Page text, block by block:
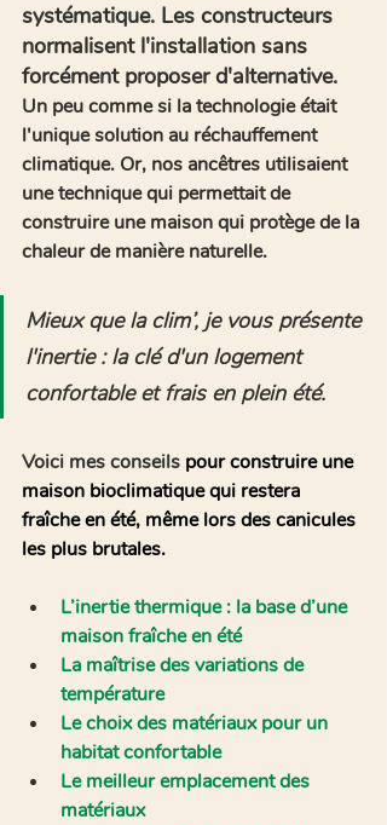
systématique. Les constructeurs
normalisent l'installation sans
forcément proposer d'alternative.
Un peu comme si la technologie était
l'unique solution au réchauffement
climatique. Or, nos ancêtres utilisaient
une technique qui permettait de
construire une maison qui protège de la
chaleur de manière naturelle.
Mieux que la clim’, je vous présente
l'inertie : la clé d'un logement
confortable et frais en plein été.
Voici mes conseils pour construire une
maison bioclimatique qui restera
fraîche en été, même lors des canicules
les plus brutales.
L’inertie thermique : la base d’une
maison fraîche en été
La maîtrise des variations de
température
Le choix des matériaux pour un
habitat confortable
Le meilleur emplacement des
matériaux